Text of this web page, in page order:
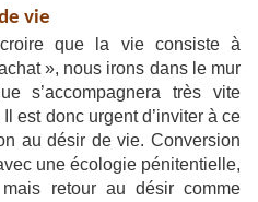
vie
que la vie consiste à
», nous irons dans le mur
s’accompagnera très vite
est donc urgent d’inviter à ce
au désir de vie. Conversion
une écologie pénitentielle,
retour au désir comme